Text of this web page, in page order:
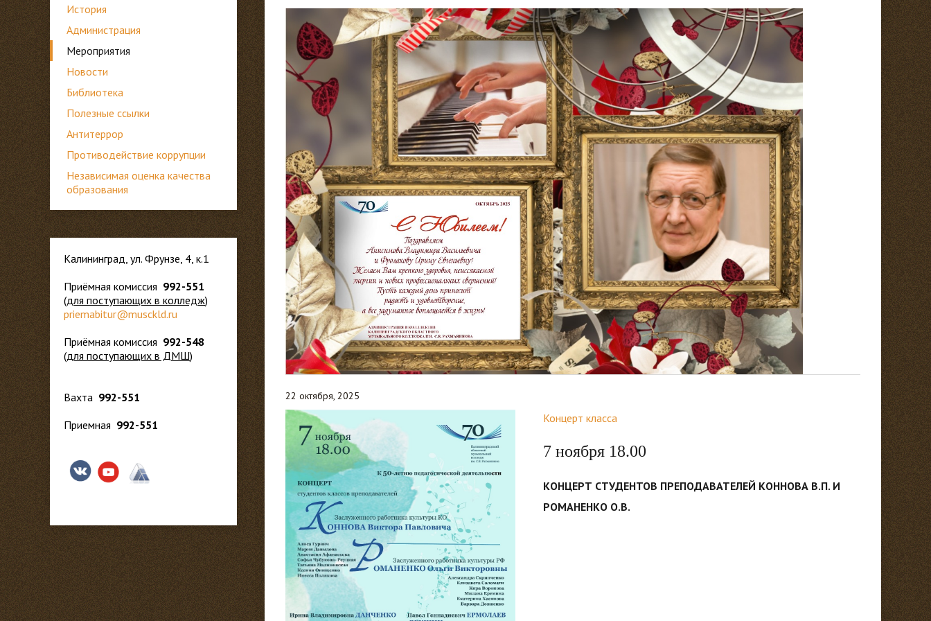
История
Администрация
Мероприятия
Новости
Библиотека
Полезные ссылки
Антитеррор
Противодействие коррупции
Независимая оценка качества
образования
Калининград, ул. Фрунзе, 4, к.1
Приёмная комиссия 992-551
(для поступающих в колледж)
priemabitur@musckld.ru
Приёмная комиссия 992-548
(для поступающих в ДМШ)
Вахта 992-551
Приемная 992-551
22 октября, 2025
Концерт класса
7 ноября 18.00
КОНЦЕРТ СТУДЕНТОВ ПРЕПОДАВАТЕЛЕЙ КОННОВА В.П. И
РОМАНЕНКО О.В.